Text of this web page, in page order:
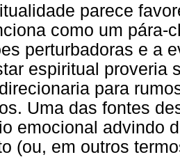
parece
como um pára-
perturbadoras e a
espiritual proveria
para
Uma das fontes
emocional advindo
(ou, em outros